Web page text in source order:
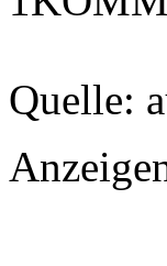
Quelle: